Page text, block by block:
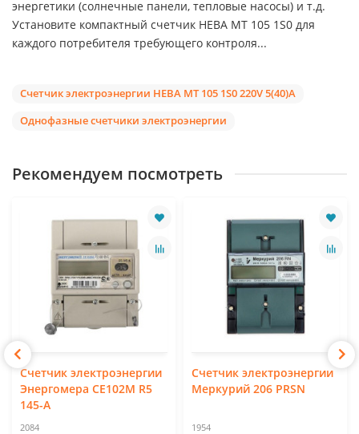
энергетики (солнечные панели, тепловые насосы) и т.д.
Установите компактный счетчик НЕВА МТ 105 1S0 для
каждого потребителя требующего контроля...
Счетчик электроэнергии НЕВА МТ 105 1S0 220V 5(40)A
Однофазные счетчики электроэнергии
Рекомендуем посмотреть
Счетчик электроэнергии
Энергомера CE102M R5
145-A
2084
Счетчик электроэнергии
Меркурий 206 PRSN
1954